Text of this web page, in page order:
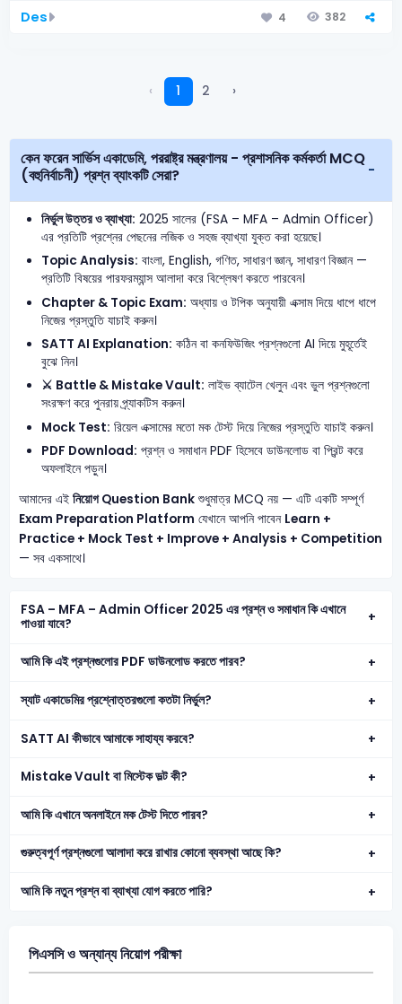
Des 4 382
‹ 1 2 ›
কেন ফরেন সার্ভিস একাডেমি, পররাষ্ট্র মন্ত্রণালয় - প্রশাসনিক কর্মকর্তা MCQ
(বহুনির্বাচনী) প্রশ্ন ব্যাংকটি সেরা?
নির্ভুল উত্তর ও ব্যাখ্যা: 2025 সালের (FSA – MFA – Admin Officer)
এর প্রতিটি প্রশ্নের পেছনের লজিক ও সহজ ব্যাখ্যা যুক্ত করা হয়েছে।
Topic Analysis: বাংলা, English, গণিত, সাধারণ জ্ঞান, সাধারণ বিজ্ঞান —
প্রতিটি বিষয়ের পারফরম্যান্স আলাদা করে বিশ্লেষণ করতে পারবেন।
Chapter & Topic Exam: অধ্যায় ও টপিক অনুযায়ী এক্সাম দিয়ে ধাপে ধাপে
নিজের প্রস্তুতি যাচাই করুন।
SATT AI Explanation: কঠিন বা কনফিউজিং প্রশ্নগুলো AI দিয়ে মুহূর্তেই
বুঝে নিন।
⚔️ Battle & Mistake Vault: লাইভ ব্যাটেল খেলুন এবং ভুল প্রশ্নগুলো
সংরক্ষণ করে পুনরায় প্র্যাকটিস করুন।
Mock Test: রিয়েল এক্সামের মতো মক টেস্ট দিয়ে নিজের প্রস্তুতি যাচাই করুন।
PDF Download: প্রশ্ন ও সমাধান PDF হিসেবে ডাউনলোড বা প্রিন্ট করে
অফলাইনে পড়ুন।
আমাদের এই নিয়োগ Question Bankশুধুমাত্র MCQ নয় — এটি একটি সম্পূর্ণ
Exam Preparation Platform যেখানে আপনি পাবেন Learn +
Practice + Mock Test + Improve + Analysis + Competition
— সব একসাথে।
FSA – MFA – Admin Officer 2025 এর প্রশ্ন ও সমাধান কি এখানে
পাওয়া যাবে?
আমি কি এই প্রশ্নগুলোর PDF ডাউনলোড করতে পারব?
স্যাট একাডেমির প্রশ্নোত্তরগুলো কতটা নির্ভুল?
SATT AI কীভাবে আমাকে সাহায্য করবে?
Mistake Vault বা মিস্টেক ভল্ট কী?
আমি কি এখানে অনলাইনে মক টেস্ট দিতে পারব?
গুরুত্বপূর্ণ প্রশ্নগুলো আলাদা করে রাখার কোনো ব্যবস্থা আছে কি?
আমি কি নতুন প্রশ্ন বা ব্যাখ্যা যোগ করতে পারি?
পিএসসি ও অন্যান্য নিয়োগ পরীক্ষা